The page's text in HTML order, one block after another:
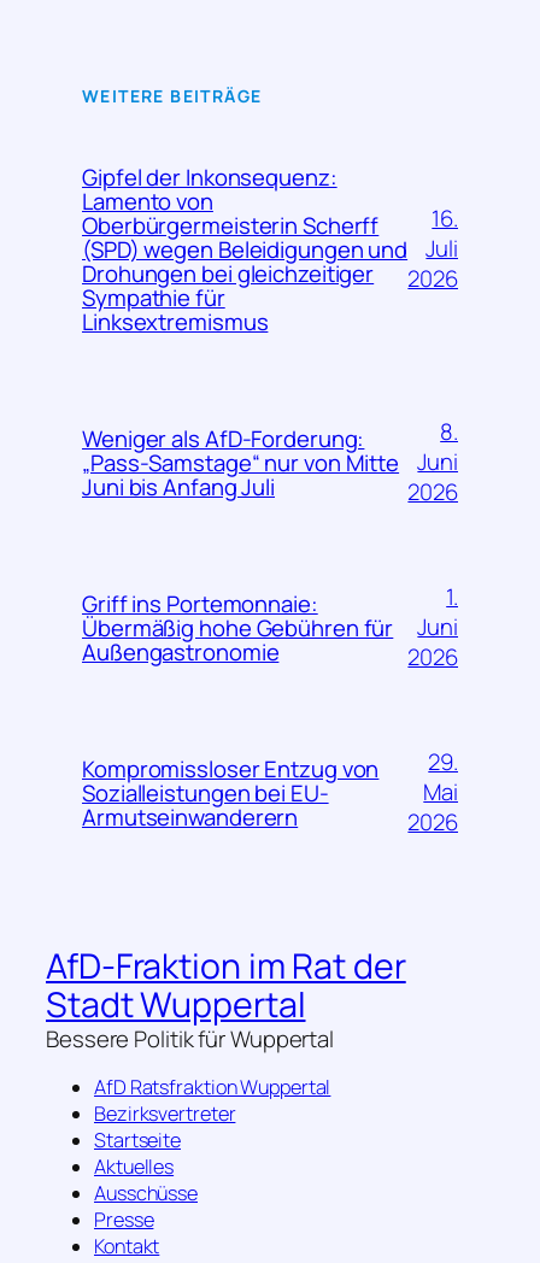
WEITERE BEITRÄGE
Gipfel der Inkonsequenz:
Lamento von
Oberbürgermeisterin Scherff
(SPD) wegen Beleidigungen und
Drohungen bei gleichzeitiger
Sympathie für
Linksextremismus
16.
Juli
2026
Weniger als AfD-Forderung:
„Pass-Samstage“ nur von Mitte
Juni bis Anfang Juli
8.
Juni
2026
Griff ins Portemonnaie:
Übermäßig hohe Gebühren für
Außengastronomie
1.
Juni
2026
Kompromissloser Entzug von
Sozialleistungen bei EU-
Armutseinwanderern
29.
Mai
2026
AfD-Fraktion im Rat der
Stadt Wuppertal
Bessere Politik für Wuppertal
AfD Ratsfraktion Wuppertal
Bezirksvertreter
Startseite
Aktuelles
Ausschüsse
Presse
Kontakt